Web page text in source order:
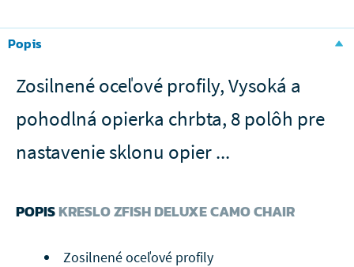
Popis
Zosilnené oceľové profily, Vysoká a
pohodlná opierka chrbta, 8 polôh pre
nastavenie sklonu opier ...
POPISKRESLO ZFISH DELUXE CAMO CHAIR
Zosilnené oceľové profily